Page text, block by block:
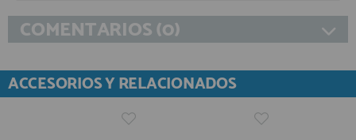
COMENTARIOS (0)
ACCESORIOS Y RELACIONADOS